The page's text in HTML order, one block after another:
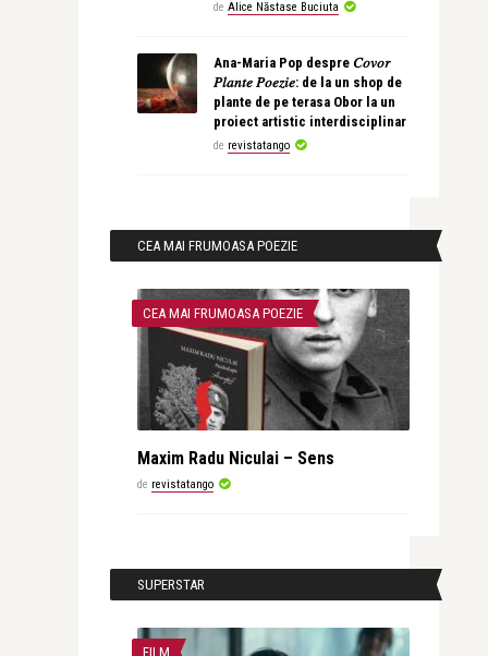
de Alice Năstase Buciuta
Ana-Maria Pop despre 𝐶𝑜𝑣𝑜𝑟
𝑃𝑙𝑎𝑛𝑡𝑒 𝑃𝑜𝑒𝑧𝑖𝑒: de la un shop de
plante de pe terasa Obor la un
proiect artistic interdisciplinar
de revistatango
CEA MAI FRUMOASA POEZIE
CEA MAI FRUMOASA POEZIE
Maxim Radu Niculai – Sens
de revistatango
SUPERSTAR
FILM